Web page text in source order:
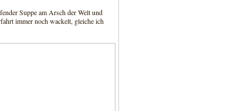
Suppe am Arsch der Welt und
immer noch wackelt, gleiche ich